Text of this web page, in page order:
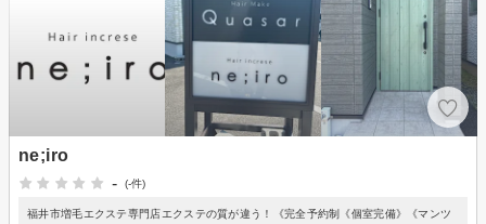
ne;iro
-
(-件)
福井市増毛エクステ専門店エクステの質が違う！《完全予約制《個室完備》《マンツ